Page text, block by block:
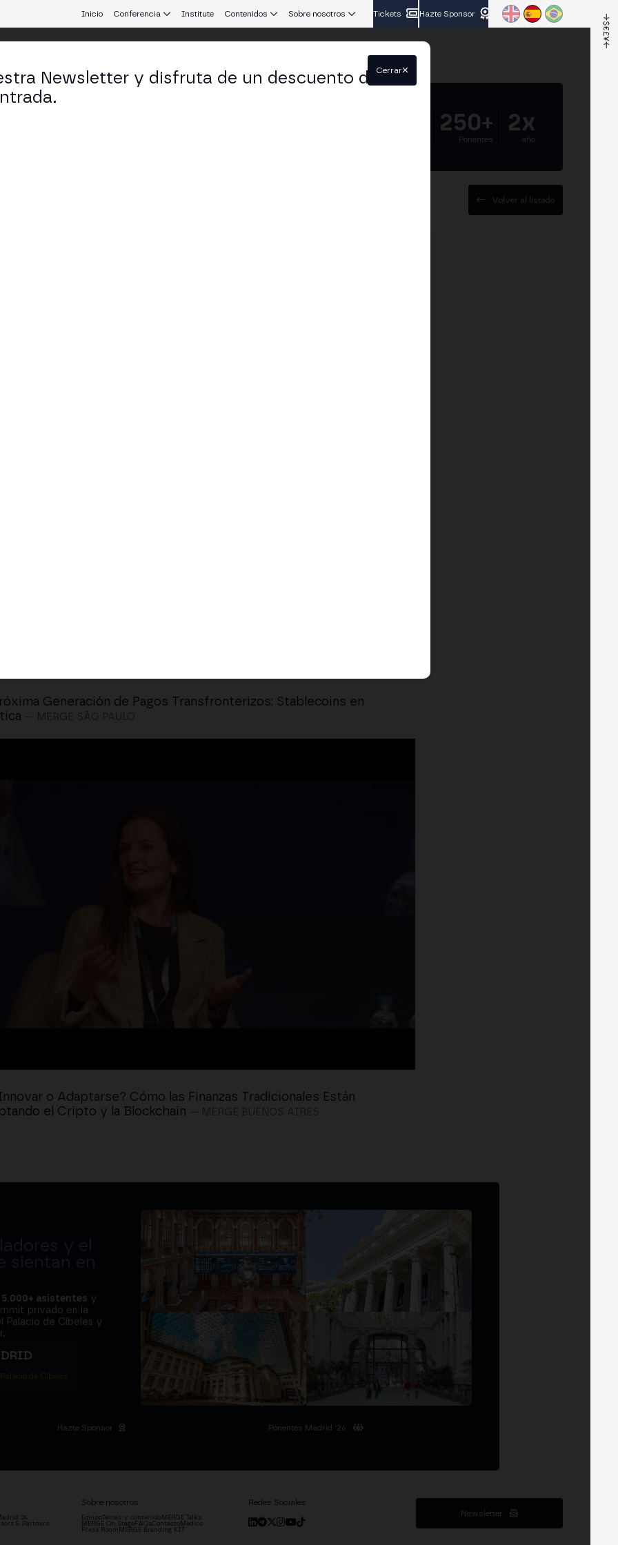
Inicio Conferencia Institute Contenidos Sobre nosotros Tickets Hazte Sponsor
250+
Ponentes
2x
año
Volver al listado
Generación de Pagos Transfronterizos: Stablecoins en
o Adaptarse? Cómo las Finanzas Tradicionales Están
el Cripto y la Blockchain
y el
sientan en
5.000+ asistentes y
privado en la
Palacio de Cibeles y
de Cibeles
Hazte Sponsor Ponentes Madrid '26
'24
& Partners
Sobre nosotros
EquipoTemas y contenidoMERGE Talks
MERGE On StageFAQsContactoMedios
Press Room MERGE Branding KIT
Redes Sociales
Newsletter
Newsletter y disfruta de un descuento delCerrar